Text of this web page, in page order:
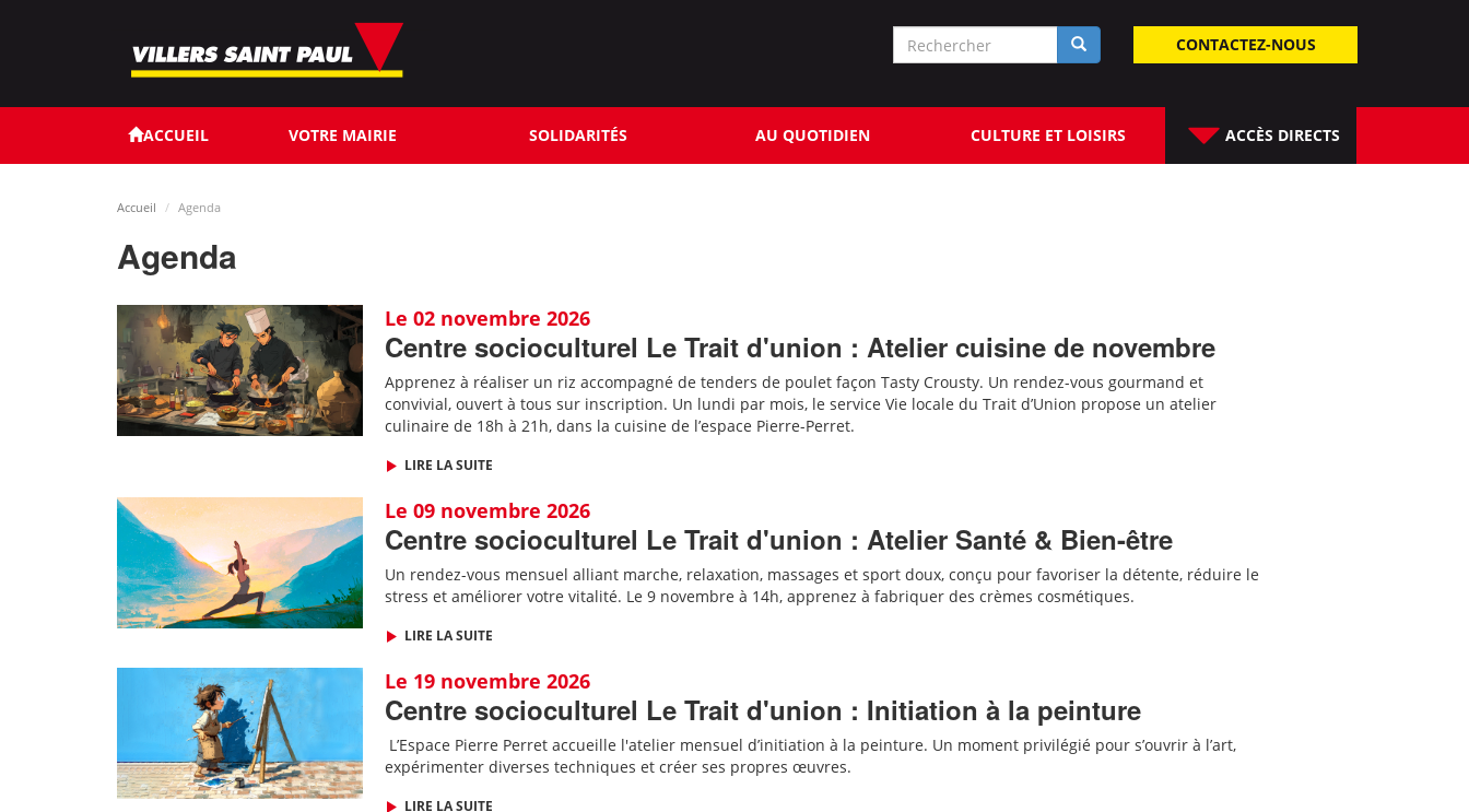
CONTACTEZ-NOUS
Formulaire
recherche
ACCUEIL VOTRE MAIRIE SOLIDARITÉS AU QUOTIDIEN CULTURE ET LOISIRS ACCÈS DIRECTS
Accueil Agenda
Agenda
Le 02 novembre 2026
Centre socioculturel Le Trait d'union : Atelier cuisine de novembre
Apprenez à réaliser un riz accompagné de tenders de poulet façon Tasty Crousty. Un rendez-vous gourmand et
convivial, ouvert à tous sur inscription. Un lundi par mois, le service Vie locale du Trait d’Union propose un atelier
culinaire de 18h à 21h, dans la cuisine de l’espace Pierre-Perret.
LIRE LA SUITE
Le 09 novembre 2026
Centre socioculturel Le Trait d'union : Atelier Santé & Bien-être
Un rendez-vous mensuel alliant marche, relaxation, massages et sport doux, conçu pour favoriser la détente, réduire le
stress et améliorer votre vitalité. Le 9 novembre à 14h, apprenez à fabriquer des crèmes cosmétiques.
LIRE LA SUITE
Le 19 novembre 2026
Centre socioculturel Le Trait d'union : Initiation à la peinture
L’Espace Pierre Perret accueille l'atelier mensuel d’initiation à la peinture. Un moment privilégié pour s’ouvrir à l’art,
expérimenter diverses techniques et créer ses propres œuvres.
LIRE LA SUITE